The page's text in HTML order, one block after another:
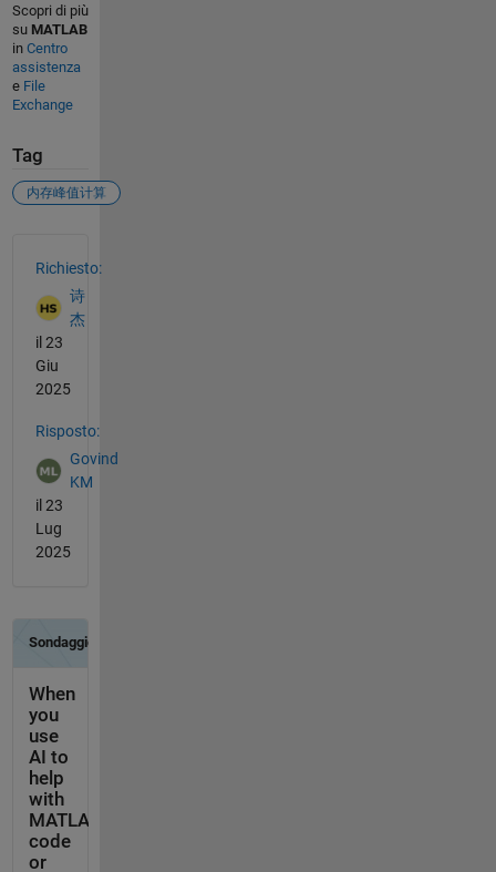
Scopri di più
su MATLAB
in Centro
assistenza
e File
Exchange
Tag
内存峰值计算
Richiesto:
诗
杰
il 23
Giu
2025
Risposto:
Govind
KM
il 23
Lug
2025